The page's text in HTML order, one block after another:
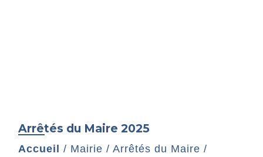
Arrêtés du Maire 2025
Accueil / Mairie / Arrêtés du Maire /